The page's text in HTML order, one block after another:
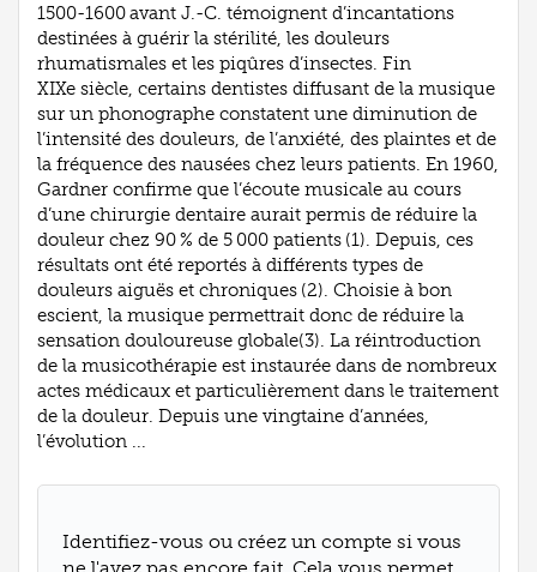
1500-1600 avant J.-C. témoignent d’incantations
destinées à guérir la stérilité, les douleurs
rhumatismales et les piqûres d’insectes. Fin
XIXe siècle, certains dentistes diffusant de la musique
sur un phonographe constatent une diminution de
l’intensité des douleurs, de l’anxiété, des plaintes et de
la fréquence des nausées chez leurs patients. En 1960,
Gardner confirme que l’écoute musicale au cours
d’une chirurgie dentaire aurait permis de réduire la
douleur chez 90 % de 5 000 patients (1). Depuis, ces
résultats ont été reportés à différents types de
douleurs aiguës et chroniques (2). Choisie à bon
escient, la musique permettrait donc de réduire la
sensation douloureuse globale(3). La réintroduction
de la musicothérapie est instaurée dans de nombreux
actes médicaux et particulièrement dans le traitement
de la douleur. Depuis une vingtaine d’années,
l’évolution ...
Identifiez-vous ou créez un compte si vous